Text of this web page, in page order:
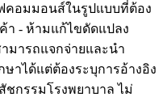
คอมมอนส์ในรูปแบบที่ต้อง
า - ห้ามแก้ไขดัดแปลง
ามารถแจกจ่ายและนำ
าได้แต่ต้องระบุการอ้างอิง
ชกรรมโรงพยาบาล ไม่